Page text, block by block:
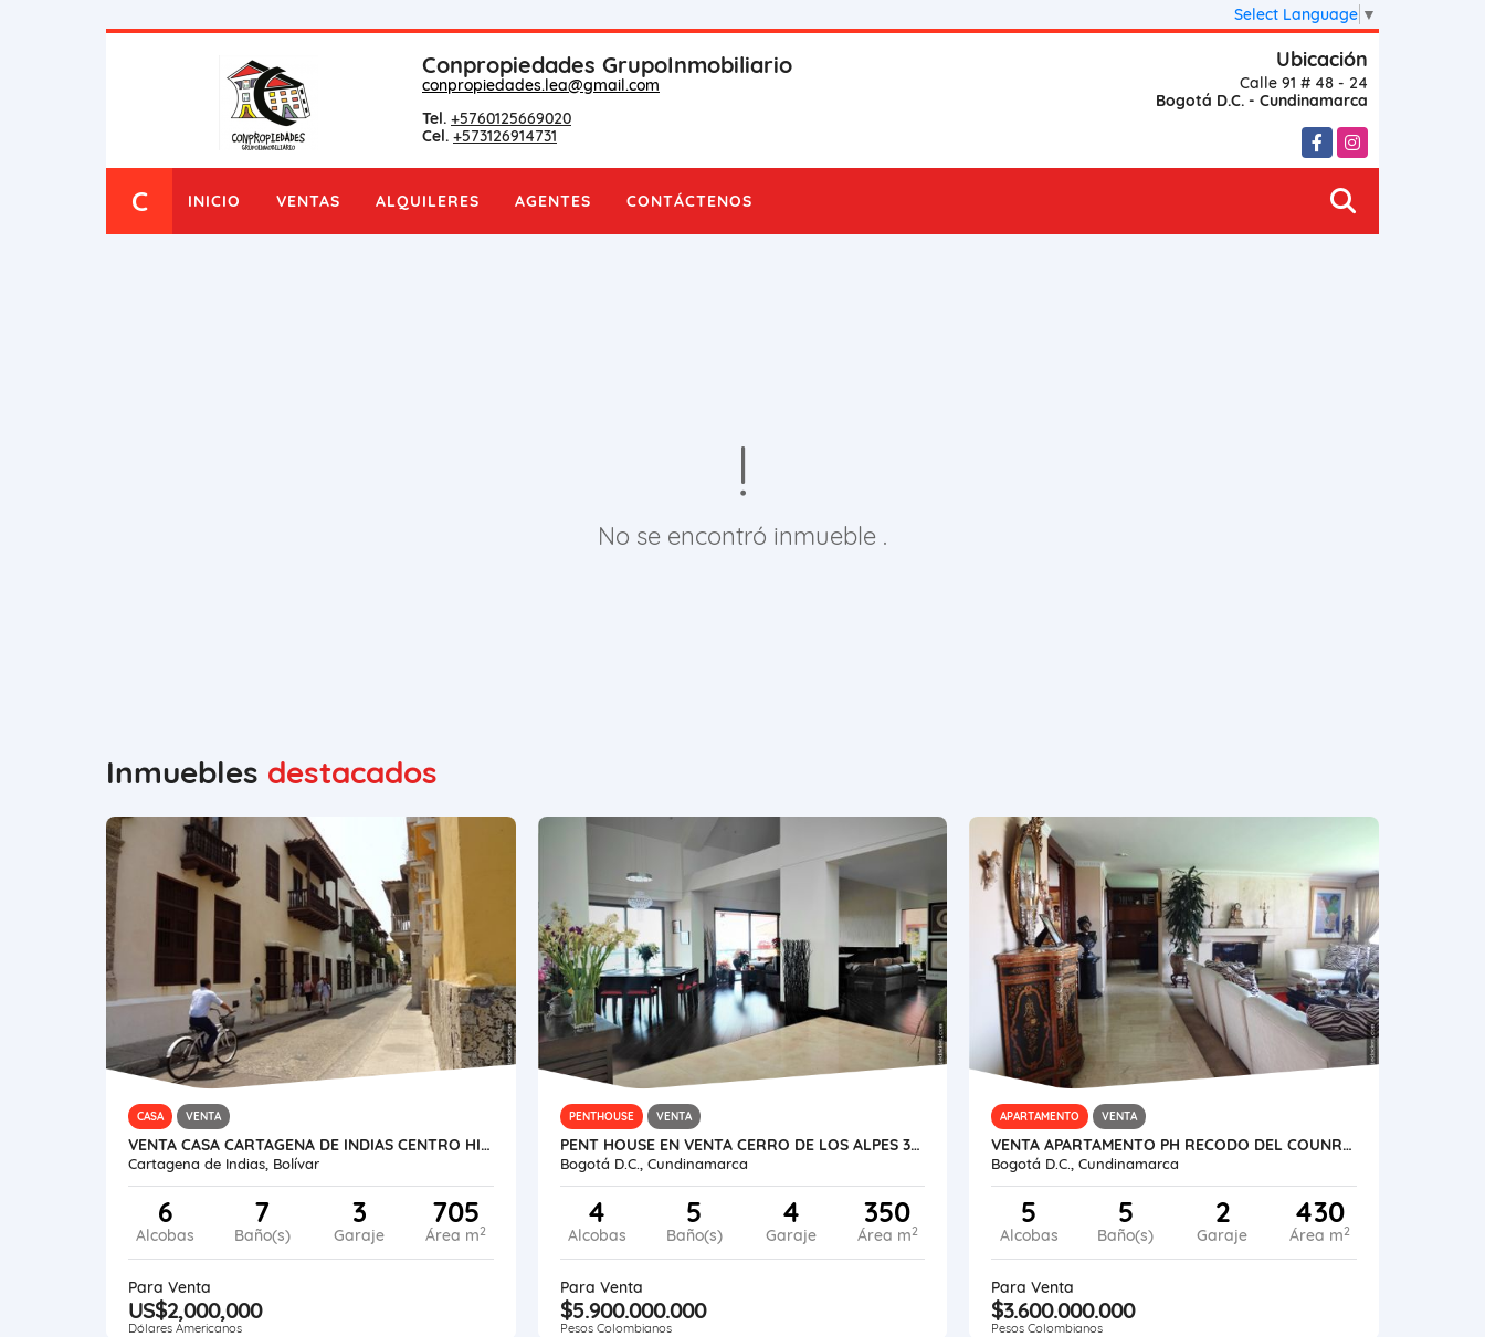
Select Language ▼
Conpropiedades GrupoInmobiliario
conpropiedades.lea@gmail.com
Tel. +5760125669020
Cel. +573126914731
Ubicación
Calle 91 # 48 - 24
Bogotá D.C. - Cundinamarca
FacebookInstagram
C INICIO VENTAS ALQUILERES AGENTES CONTÁCTENOS
No se encontró inmueble .
Inmuebles destacados
CASA VENTA
VENTA CASA CARTAGENA DE INDIAS CENTRO HISTÓRICO
Cartagena de Indias, Bolívar
6
Alcobas
7
Baño(s)
3
Garaje
705
Área m2
Para Venta
US$2,000,000
Dólares Americanos
PENTHOUSE VENTA
PENT HOUSE EN VENTA CERRO DE LOS ALPES 365M2
Bogotá D.C., Cundinamarca
4
Alcobas
5
Baño(s)
4
Garaje
350
Área m2
Para Venta
$5.900.000.000
Pesos Colombianos
APARTAMENTO VENTA
VENTA APARTAMENTO PH RECODO DEL COUNRY (430+70)M2
Bogotá D.C., Cundinamarca
5
Alcobas
5
Baño(s)
2
Garaje
430
Área m2
Para Venta
$3.600.000.000
Pesos Colombianos